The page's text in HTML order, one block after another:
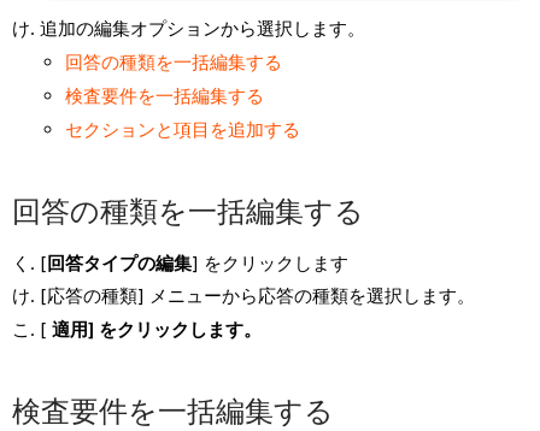
追加の編集オプションから選択します。
回答の種類を一括編集する
検査要件を一括編集する
セクションと項目を追加する
回答の種類を一括編集する
[回答タイプの編集] をクリックします
[応答の種類] メニューから応答の種類を選択します。
[ 適用] をクリックします。
検査要件を一括編集する